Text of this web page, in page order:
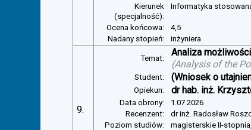
Kierunek
(specjalność):
Informatyka
Ocena końcowa:
4,5
Nadany stopień:
inżyniera
9.
Temat:
Analiza
(Analysis of the
Student: (Wniosek o
Opiekun: dr hab. inż.
Data obrony:
1.07.2026
Recenzent:
dr inż. Radosław
Poziom studiów:
magisterskie II-